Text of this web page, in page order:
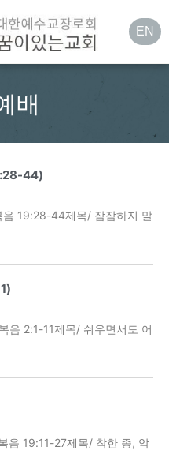
EN
배
44)
19:28-44제목/ 잠잠하지 말
음 2:1-11제목/ 쉬우면서도 어
음 19:11-27제목/ 착한 종, 악